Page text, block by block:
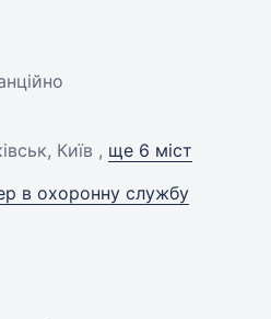
Київ , ще 6 міст
в охоронну службу